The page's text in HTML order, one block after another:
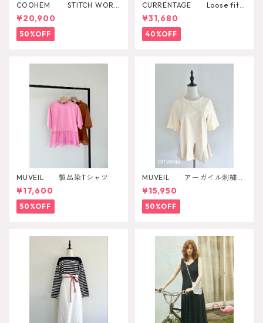
COOHEM STITCH WORK
KNIT CARDIGAN
¥20,900
50%OFF
CURRENTAGE Loose fitti
ng overall
¥31,680
40%OFF
MUVEIL 製品染Tシャツ
¥17,600
50%OFF
MUVEIL アーガイル刺繍カ
ットソー
¥15,950
50%OFF